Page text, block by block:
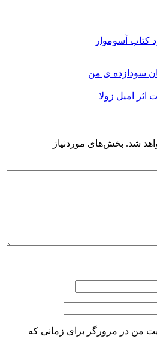
کتاب آسوموار
سودازده ی من
امیل زولا
شد. بخش‌های موردنیاز
من در مرورگر برای زمانی که